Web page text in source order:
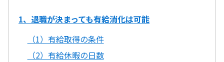
1、退職が決まっても有給消化は可能
（1）有給取得の条件
（2）有給休暇の日数